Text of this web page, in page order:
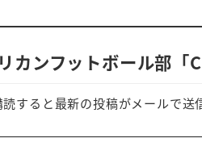
カンフットボール部「
読すると最新の投稿がメールで送